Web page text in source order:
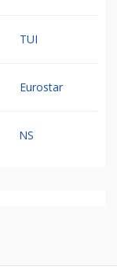
TUI
Eurostar
NS